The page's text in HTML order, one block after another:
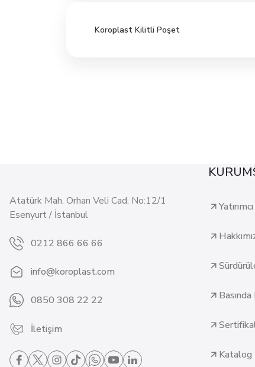
Koroplast Kilitli Poşet
Atatürk Mah. Orhan Veli Cad. No:12/1
Esenyurt / İstanbul
0212 866 66 66
info@koroplast.com
0850 308 22 22
İletişim
Basında
Katalog